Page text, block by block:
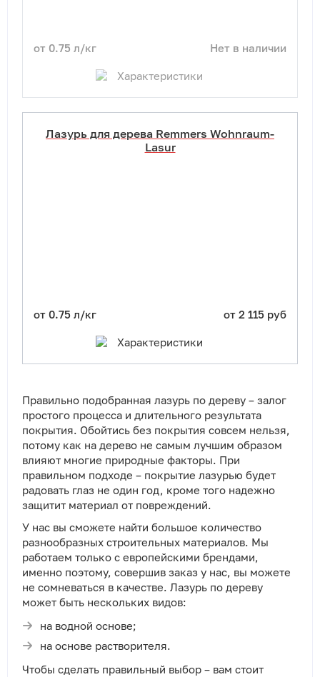
от 0.75 л/кг Нет в наличии
Характеристики
Лазурь для дерева Remmers Wohnraum-
Lasur
от 0.75 л/кг от 2 115 руб
Характеристики
Правильно подобранная лазурь по дереву – залог
простого процесса и длительного результата
покрытия. Обойтись без покрытия совсем нельзя,
потому как на дерево не самым лучшим образом
влияют многие природные факторы. При
правильном подходе – покрытие лазурью будет
радовать глаз не один год, кроме того надежно
защитит материал от повреждений.
У нас вы сможете найти большое количество
разнообразных строительных материалов. Мы
работаем только с европейскими брендами,
именно поэтому, совершив заказ у нас, вы можете
не сомневаться в качестве. Лазурь по дереву
может быть нескольких видов:
на водной основе;
на основе растворителя.
Чтобы сделать правильный выбор – вам стоит